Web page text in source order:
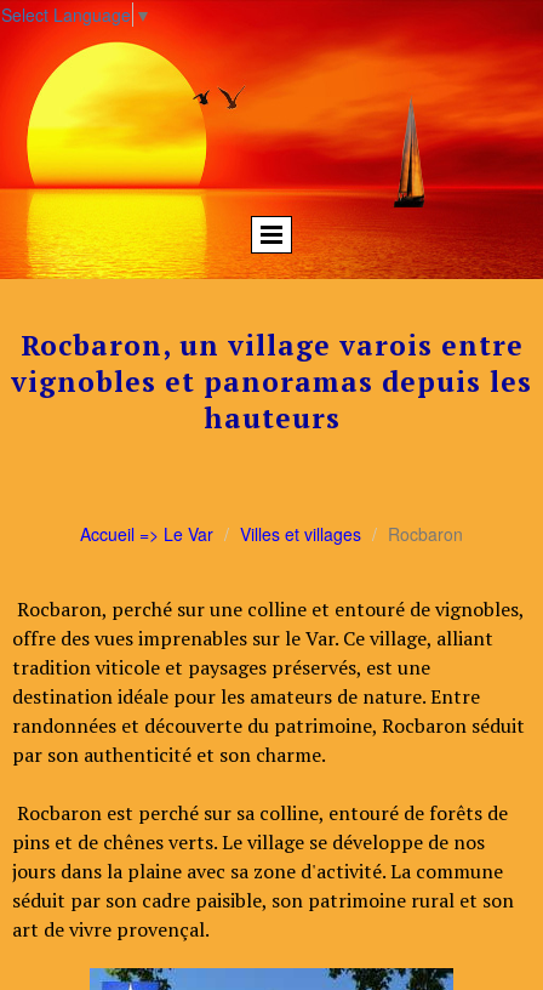
Select Language ▼
Rocbaron, un village varois entre
vignobles et panoramas depuis les
hauteurs
Accueil => Le Var Villes et villages Rocbaron
Rocbaron, perché sur une colline et entouré de vignobles,
offre des vues imprenables sur le Var. Ce village, alliant
tradition viticole et paysages préservés, est une
destination idéale pour les amateurs de nature. Entre
randonnées et découverte du patrimoine, Rocbaron séduit
par son authenticité et son charme.
Rocbaron est perché sur sa colline, entouré de forêts de
pins et de chênes verts. Le village se développe de nos
jours dans la plaine avec sa zone d'activité. La commune
séduit par son cadre paisible, son patrimoine rural et son
art de vivre provençal.